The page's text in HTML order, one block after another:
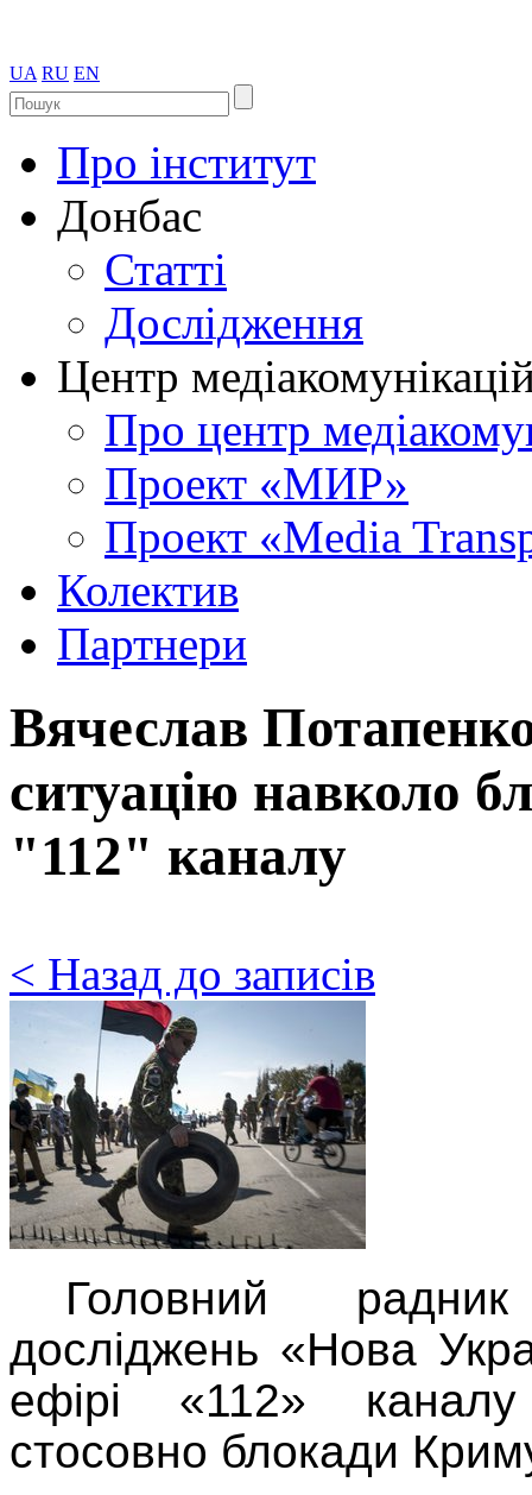
UA RU EN
Про інститут
Донбас
Статті
Дослідження
Центр
Про центр
Проект «МИР»
Проект «Media
Колектив
Партнери
Вячеслав
ситуацію навколо
"112" каналу
< Назад до записів
Головний радник
досліджень «Нова
ефірі «112» каналу
стосовно блокади